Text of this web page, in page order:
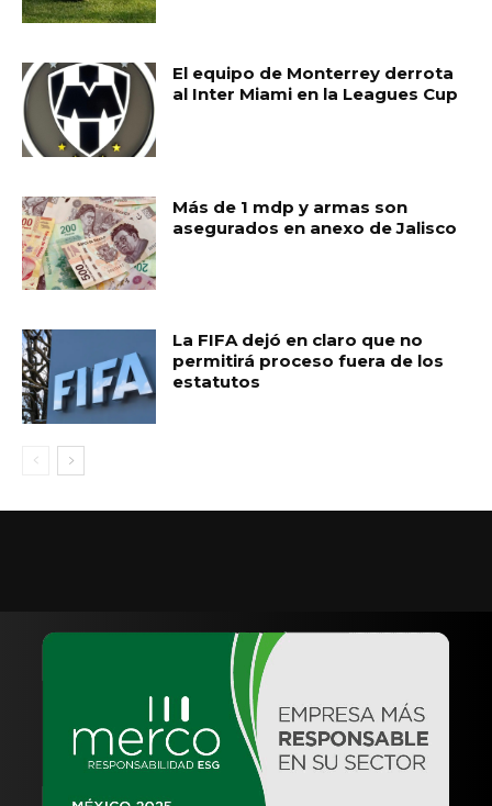
El equipo de Monterrey derrota
al Inter Miami en la Leagues Cup
Más de 1 mdp y armas son
asegurados en anexo de Jalisco
La FIFA dejó en claro que no
permitirá proceso fuera de los
estatutos